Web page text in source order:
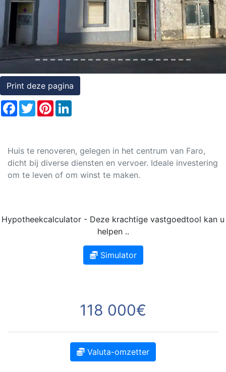
Rechten
op
onroerend
goed
Print deze pagina
Facebook
TwitterPinterest
Huis te renoveren, gelegen in het centrum van Faro,
dicht bij diverse diensten en vervoer. Ideale investering
om te leven of om winst te maken.
Hypotheekcalculator - Deze krachtige vastgoedtool kan u
helpen ..
Simulator
118 000€
Valuta-omzetter